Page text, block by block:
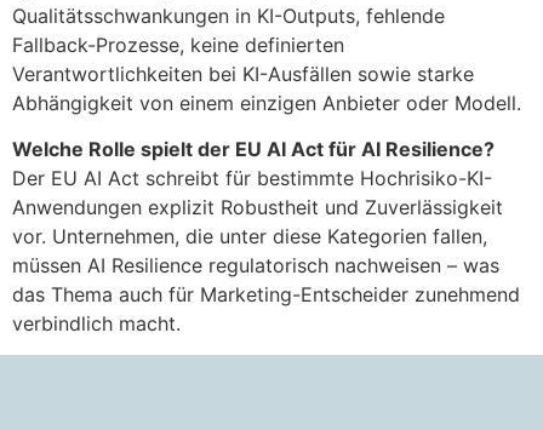
Qualitätsschwankungen in KI-Outputs, fehlende
Fallback-Prozesse, keine definierten
Verantwortlichkeiten bei KI-Ausfällen sowie starke
Abhängigkeit von einem einzigen Anbieter oder Modell.
Welche Rolle spielt der EU AI Act für AI Resilience?
Der EU AI Act schreibt für bestimmte Hochrisiko-KI-
Anwendungen explizit Robustheit und Zuverlässigkeit
vor. Unternehmen, die unter diese Kategorien fallen,
müssen AI Resilience regulatorisch nachweisen – was
das Thema auch für Marketing-Entscheider zunehmend
verbindlich macht.